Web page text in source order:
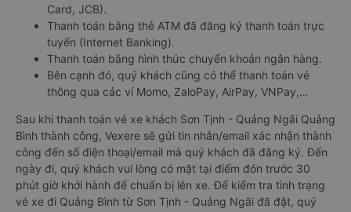
Card, JCB).
Thanh toán bằng thẻ ATM đã đăng ký thanh toán trực
tuyến (Internet Banking).
Thanh toán bằng hình thức chuyển khoản ngân hàng.
Bên cạnh đó, quý khách cũng có thể thanh toán vé
thông qua các ví Momo, ZaloPay, AirPay, VNPay,…
Sau khi thanh toán vé xe khách Sơn Tịnh - Quảng Ngãi Quảng
Bình thành công, Vexere sẽ gửi tin nhắn/email xác nhận thành
công đến số điện thoại/email mà quý khách đã đăng ký. Đến
ngày đi, quý khách vui lòng có mặt tại điểm đón trước 30
phút giờ khởi hành để chuẩn bị lên xe. Để kiểm tra tình trạng
vé xe đi Quảng Bình từ Sơn Tịnh - Quảng Ngãi đã đặt, quý